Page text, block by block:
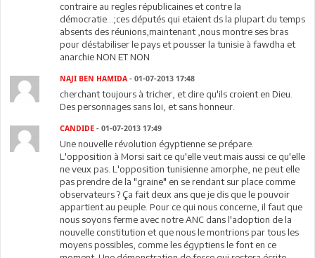
contraire au regles républicaines et contre la
démocratie...;ces députés qui etaient ds la plupart du temps
absents des réunions,maintenant ,nous montre ses bras
pour déstabiliser le pays et pousser la tunisie à fawdha et
anarchie NON ET NON
NAJI BEN HAMIDA - 01-07-2013 17:48
cherchant toujours à tricher, et dire qu'ils croient en Dieu.
Des personnages sans loi, et sans honneur.
CANDIDE - 01-07-2013 17:49
Une nouvelle révolution égyptienne se prépare.
L'opposition à Morsi sait ce qu'elle veut mais aussi ce qu'elle
ne veux pas. L'opposition tunisienne amorphe, ne peut elle
pas prendre de la "graine" en se rendant sur place comme
observateurs ? Ça fait deux ans que je dis que le pouvoir
appartient au peuple. Pour ce qui nous concerne, il faut que
nous soyons ferme avec notre ANC dans l'adoption de la
nouvelle constitution et que nous le montrions par tous les
moyens possibles, comme les égyptiens le font en ce